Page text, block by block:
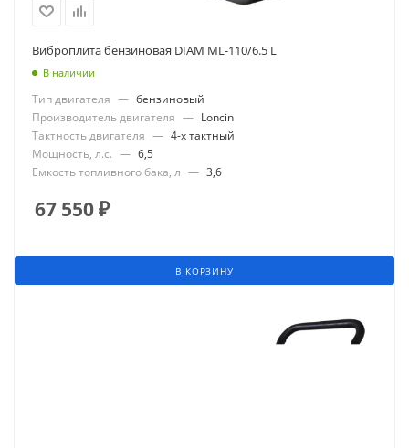
Виброплита бензиновая DIAM ML-110/6.5 L
В наличии
Тип двигателя — бензиновый
Производитель двигателя — Loncin
Тактность двигателя — 4-х тактный
Мощность, л.с. — 6,5
Емкость топливного бака, л — 3,6
67 550₽
В КОРЗИНУ